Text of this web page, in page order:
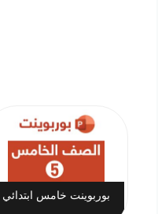
بوربوينت خامس ابتدائي